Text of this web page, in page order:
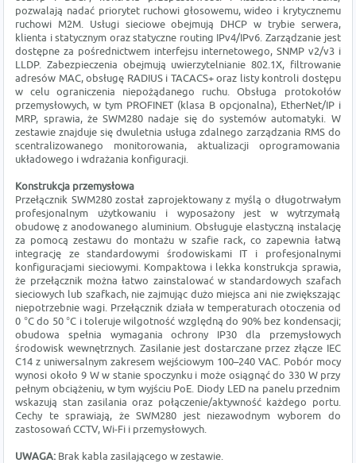
pozwalają nadać priorytet ruchowi głosowemu, wideo i krytycznemu
ruchowi M2M. Usługi sieciowe obejmują DHCP w trybie serwera,
klienta i statycznym oraz statyczne routing IPv4/IPv6. Zarządzanie jest
dostępne za pośrednictwem interfejsu internetowego, SNMP v2/v3 i
LLDP. Zabezpieczenia obejmują uwierzytelnianie 802.1X, filtrowanie
adresów MAC, obsługę RADIUS i TACACS+ oraz listy kontroli dostępu
w celu ograniczenia niepożądanego ruchu. Obsługa protokołów
przemysłowych, w tym PROFINET (klasa B opcjonalna), EtherNet/IP i
MRP, sprawia, że SWM280 nadaje się do systemów automatyki. W
zestawie znajduje się dwuletnia usługa zdalnego zarządzania RMS do
scentralizowanego monitorowania, aktualizacji oprogramowania
układowego i wdrażania konfiguracji.
Konstrukcja przemysłowa
Przełącznik SWM280 został zaprojektowany z myślą o długotrwałym
profesjonalnym użytkowaniu i wyposażony jest w wytrzymałą
obudowę z anodowanego aluminium. Obsługuje elastyczną instalację
za pomocą zestawu do montażu w szafie rack, co zapewnia łatwą
integrację ze standardowymi środowiskami IT i profesjonalnymi
konfiguracjami sieciowymi. Kompaktowa i lekka konstrukcja sprawia,
że przełącznik można łatwo zainstalować w standardowych szafach
sieciowych lub szafkach, nie zajmując dużo miejsca ani nie zwiększając
niepotrzebnie wagi. Przełącznik działa w temperaturach otoczenia od
0 °C do 50 °C i toleruje wilgotność względną do 90% bez kondensacji;
obudowa spełnia wymagania ochrony IP30 dla przemysłowych
środowisk wewnętrznych. Zasilanie jest dostarczane przez złącze IEC
C14 z uniwersalnym zakresem wejściowym 100–240 VAC. Pobór mocy
wynosi około 9 W w stanie spoczynku i może osiągnąć do 330 W przy
pełnym obciążeniu, w tym wyjściu PoE. Diody LED na panelu przednim
wskazują stan zasilania oraz połączenie/aktywność każdego portu.
Cechy te sprawiają, że SWM280 jest niezawodnym wyborem do
zastosowań CCTV, Wi-Fi i przemysłowych.
UWAGA: Brak kabla zasilającego w zestawie.